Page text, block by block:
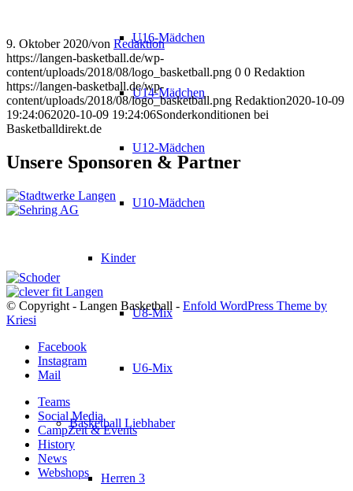
U16-Mädchen
U14-Mädchen
U12-Mädchen
U10-Mädchen
Kinder
U8-Mix
U6-Mix
Basketball Liebhaber
Herren 3
9. Oktober 2020/von Redaktion
https://langen-basketball.de/wp-
content/uploads/2018/08/logo_basketball.png 0 0 Redaktion
https://langen-basketball.de/wp-
content/uploads/2018/08/logo_basketball.png Redaktion2020-10-09
19:24:062020-10-09 19:24:06Sonderkonditionen bei
Basketballdirekt.de
Unsere Sponsoren & Partner
© Copyright - Langen Basketball - Enfold WordPress Theme by
Kriesi
Facebook
Instagram
Mail
Teams
Social Media
CampZeit & Events
History
News
Webshops